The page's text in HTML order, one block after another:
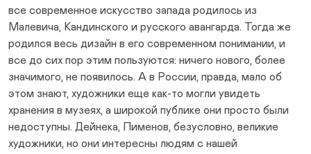
все современное искусство запада родилось из
Малевича, Кандинского и русского авангарда. Тогда же
родился весь дизайн в его современном понимании, и
все до сих пор этим пользуются: ничего нового, более
значимого, не появилось. А в России, правда, мало об
этом знают, художники еще как-то могли увидеть
хранения в музеях, а широкой публике они просто были
недоступны. Дейнека, Пименов, безусловно, великие
художники, но они интересны людям с нашей